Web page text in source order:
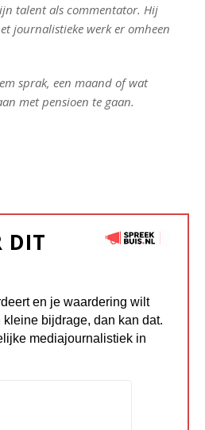
talent als commentator. Hij
journalistieke werk er omheen
sprak, een maand of wat
met pensioen te gaan.
DIT
en je waardering wilt
kleine bijdrage, dan kan dat.
mediajournalistiek in